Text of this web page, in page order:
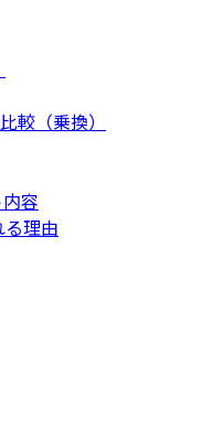
較（乗換）
容
る理由